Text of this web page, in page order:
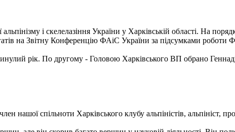
і скелелазіння України у Харківській області. На
на Звітну Конференцію ФАіС України за підсумками роботи
рік. По другому - Головою Харківського ВП обрано
спільноти Харківського клубу альпіністів, альпініст,